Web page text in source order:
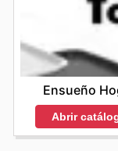
Ensueño
Abrir